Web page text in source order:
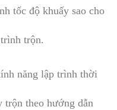
tốc độ khuấy sao cho
trộn.
năng lập trình thời
trộn theo hướng dẫn